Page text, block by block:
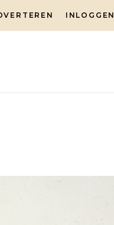
INLOGGEN